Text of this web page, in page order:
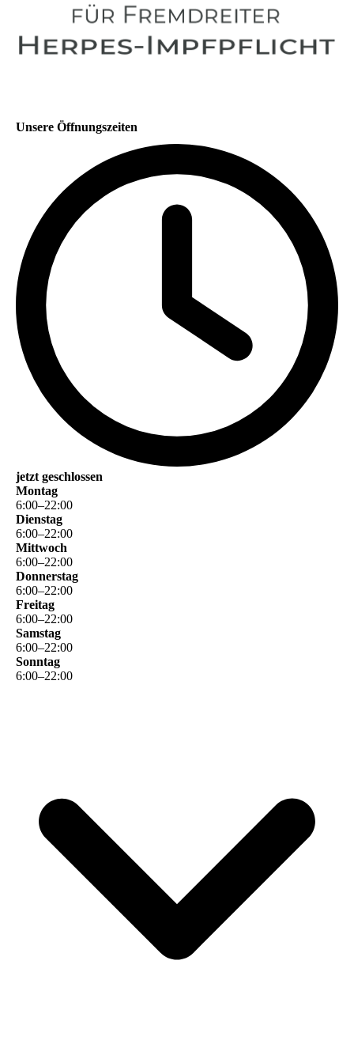
Unsere Öffnungszeiten
jetzt geschlossen
Montag
6:00–22:00
Dienstag
6:00–22:00
Mittwoch
6:00–22:00
Donnerstag
6:00–22:00
Freitag
6:00–22:00
Samstag
6:00–22:00
Sonntag
6:00–22:00